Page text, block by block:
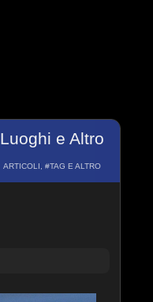
Luoghi e Altro
ARTICOLI, #TAG E ALTRO